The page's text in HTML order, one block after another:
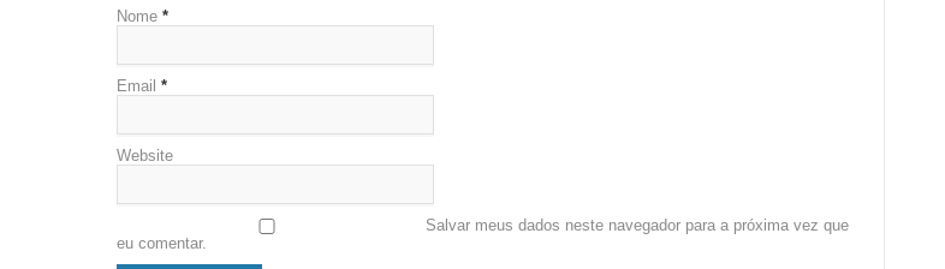
Nome *
Email *
Website
Salvar meus dados neste navegador para a próxima vez que
eu comentar.